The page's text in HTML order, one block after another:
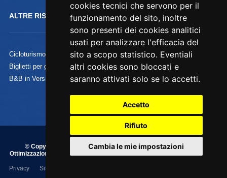
cookies tecnici che servono per il
funzionamento del sito, inoltre
sono presenti dei cookies analitici
usati per analizzare l'efficacia del
sito a scopo statistico. Eventiali
altri cookies sono bloccati e
saranno attivati solo se lo accetti.
Accetto
Rifiuto
Cambia le mie impostazioni
ALTRE RISORSE
Cicloturismo
Biglietti per gli Uffizi
B&B in Versilia
© Copyright 1995/2020 Commercializzazione, Indicizzazione e
Ottimizzazione by
Piramedia.it
- P.iva 01828200038 - Tutti i diritti riservati
Privacy
Sitemap